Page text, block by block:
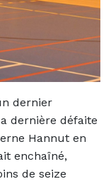
dernier
dernière défaite
Hannut en
enchaîné,
de seize